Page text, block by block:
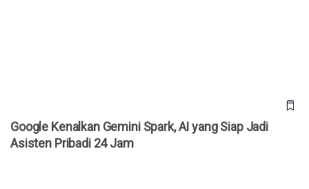
Google Kenalkan Gemini Spark, AI yang Siap Jadi
Asisten Pribadi 24 Jam